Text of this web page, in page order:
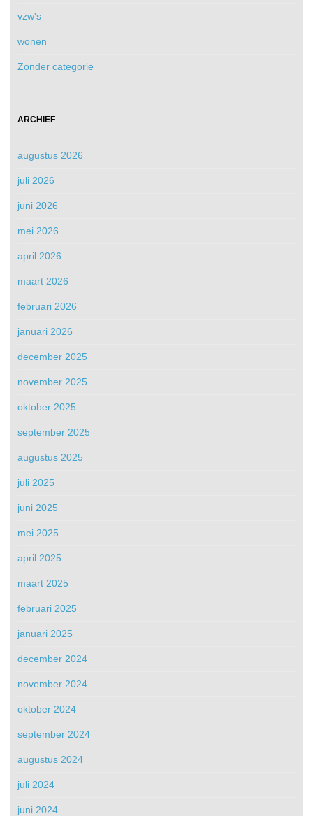
vzw's
wonen
Zonder categorie
ARCHIEF
augustus 2026
juli 2026
juni 2026
mei 2026
april 2026
maart 2026
februari 2026
januari 2026
december 2025
november 2025
oktober 2025
september 2025
augustus 2025
juli 2025
juni 2025
mei 2025
april 2025
maart 2025
februari 2025
januari 2025
december 2024
november 2024
oktober 2024
september 2024
augustus 2024
juli 2024
juni 2024